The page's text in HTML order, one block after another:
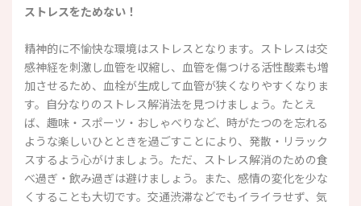
ストレスをためない！
精神的に不愉快な環境はストレスとなります。ストレスは交
感神経を刺激し血管を収縮し、血管を傷つける活性酸素も増
加させるため、血栓が生成して血管が狭くなりやすくなりま
す。自分なりのストレス解消法を見つけましょう。たとえ
ば、趣味・スポーツ・おしゃべりなど、時がたつのを忘れる
ような楽しいひとときを過ごすことにより、発散・リラック
スするよう心がけましょう。ただ、ストレス解消のための食
べ過ぎ・飲み過ぎは避けましょう。また、感情の変化を少な
くすることも大切です。交通渋滞などでもイライラせず、気